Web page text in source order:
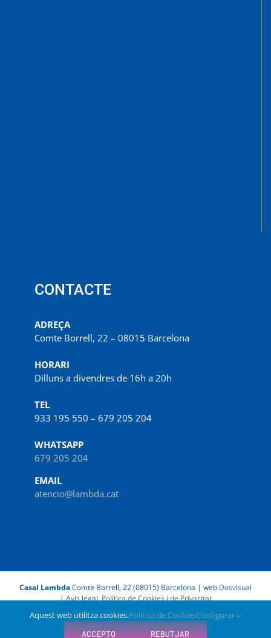
CONTACTE
ADREÇA
Comte Borrell, 22 – 08015 Barcelona
HORARI
Dilluns a divendres de 16h a 20h
TEL
933 195 550 – 679 205 204
WHATSAPP
679 205 204
EMAIL
atencio@lambda.cat
Casal LambdaComte Borrell, 22 (08015) Barcelona | web Dosvisual
|Avís legal, Política de Cookies i de Privacitat
Facebook
X Instagram
LinkedIn
Spotify
IVoox
Aquest web utilitza cookies.Política de CookiesConfigurar
ACCEPTO
REBUTJAR